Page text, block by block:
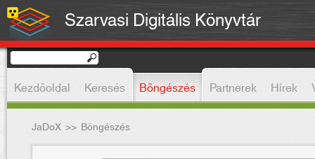
Szarvasi Digitális Könyvtár
Kezdőoldal Keresés Böngészés Partnerek Hírek
JaDoX>> Böngészés